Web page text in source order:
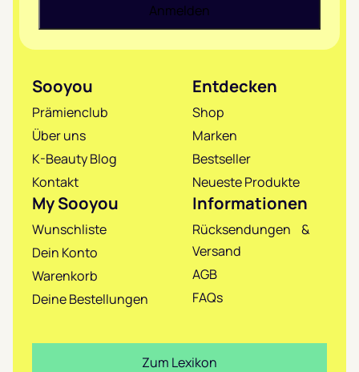
Sooyou
Prämienclub
Über uns
K-Beauty Blog
Kontakt
Entdecken
Shop
Marken
Bestseller
Neueste Produkte
My Sooyou
Wunschliste
Dein Konto
Warenkorb
Deine Bestellungen
Informationen
Rücksendungen &
Versand
AGB
FAQs
Zum Lexikon